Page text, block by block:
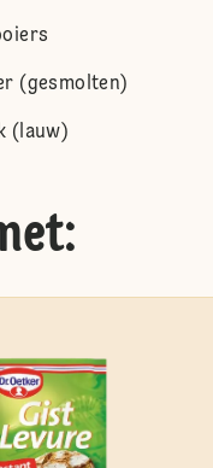
(gesmolten)
(lauw)